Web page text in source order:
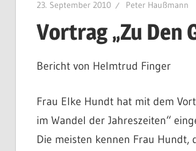
Gesellschaft
Bad
Säckingen
23. September 2010 Peter Haußmann
Vortrag „Zu Den
Bericht von Helmtrud Finger
Frau Elke Hundt hat mit dem
im Wandel der Jahreszeiten“
Die meisten kennen Frau Hundt,